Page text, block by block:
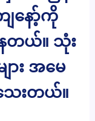
နော့်ကို
တယ်။ သုံး
ား အမေ
ေးတယ်။